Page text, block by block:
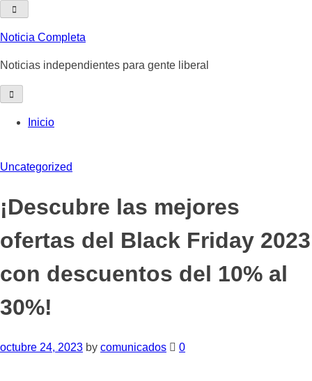
content
Noticia Completa
Noticias independientes para gente liberal
Inicio
Uncategorized
¡Descubre las mejores
ofertas del Black Friday 2023
con descuentos del 10% al
30%!
octubre 24, 2023 by comunicados 0